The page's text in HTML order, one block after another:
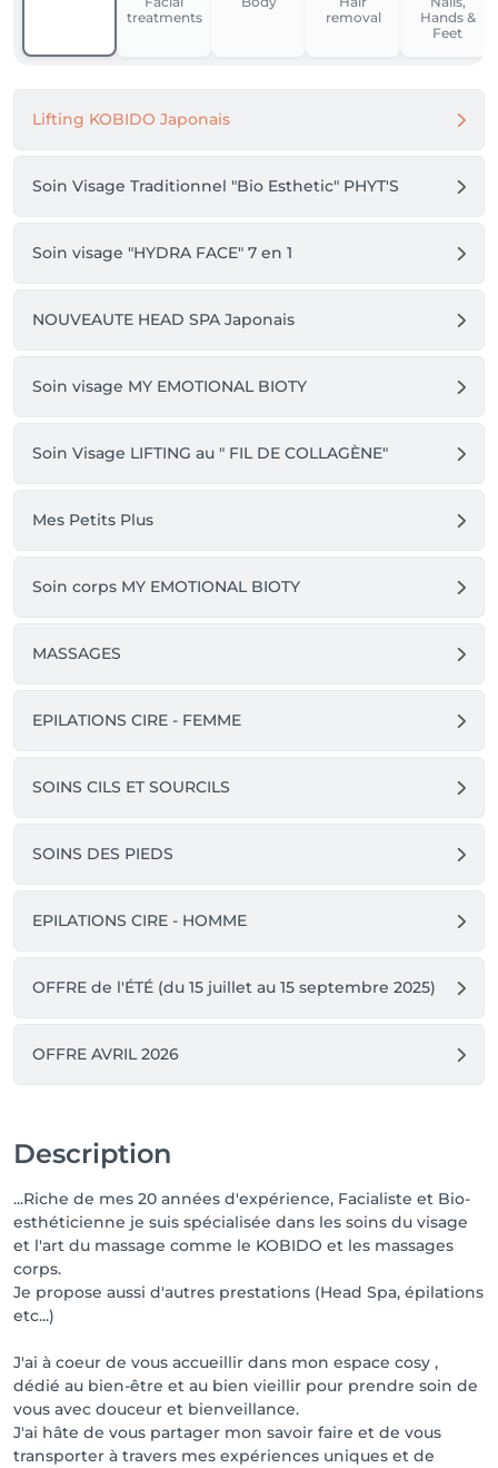
sera mis en place pour toute réservation à partir du
suit:
treatments
removal
Hands &
Feet
Lifting KOBIDO Japonais
Soin Visage Traditionnel "Bio Esthetic" PHYT'S
Soin visage "HYDRA FACE" 7 en 1
NOUVEAUTE HEAD SPA Japonais
Soin visage MY EMOTIONAL BIOTY
Soin Visage LIFTING au " FIL DE COLLAGÈNE"
Mes Petits Plus
Soin corps MY EMOTIONAL BIOTY
MASSAGES
EPILATIONS CIRE - FEMME
SOINS CILS ET SOURCILS
SOINS DES PIEDS
EPILATIONS CIRE - HOMME
OFFRE de l'ÉTÉ (du 15 juillet au 15 septembre 2025)
OFFRE AVRIL 2026
Description
...Riche de mes 20 années d'expérience, Facialiste et Bio-
esthéticienne je suis spécialisée dans les soins du visage
et l'art du massage comme le KOBIDO et les massages
corps.
Je propose aussi d'autres prestations (Head Spa, épilations
etc...)
J'ai à coeur de vous accueillir dans mon espace cosy ,
dédié au bien-être et au bien vieillir pour prendre soin de
vous avec douceur et bienveillance.
J'ai hâte de vous partager mon savoir faire et de vous
transporter à travers mes expériences uniques et de